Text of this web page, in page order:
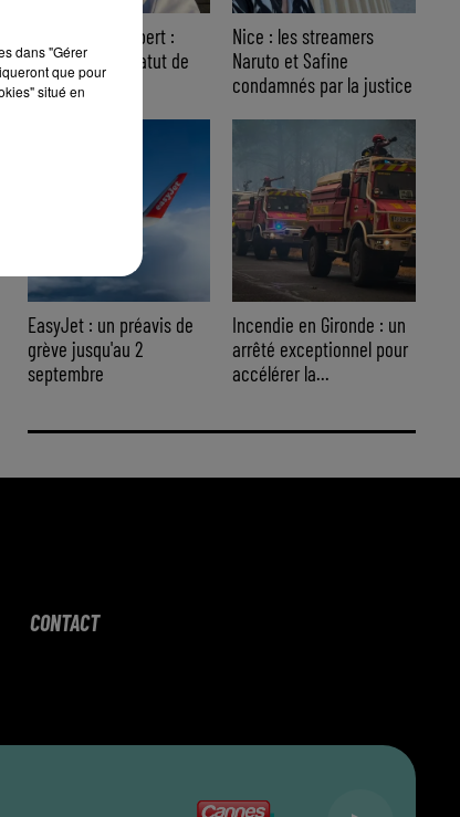
Affaire Jean Imbert :
placé sous le statut de
témoin assisté
Nice : les streamers
Naruto et Safine
condamnés par la justice
EasyJet : un préavis de
grève jusqu'au 2
septembre
Incendie en Gironde : un
arrêté exceptionnel pour
accélérer la...
CONTACT
dans "Gérer
que pour
situé en